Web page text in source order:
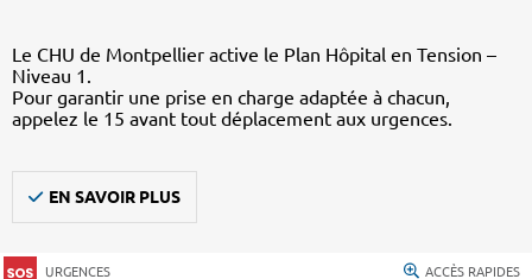
Le CHU de Montpellier active le Plan Hôpital en Tension –
Niveau 1.
Pour garantir une prise en charge adaptée à chacun,
appelez le 15 avant tout déplacement aux urgences.
EN SAVOIR PLUS
URGENCES ACCÈS RAPIDES